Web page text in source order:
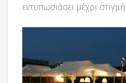
εντυπωσιάσει μέχρι